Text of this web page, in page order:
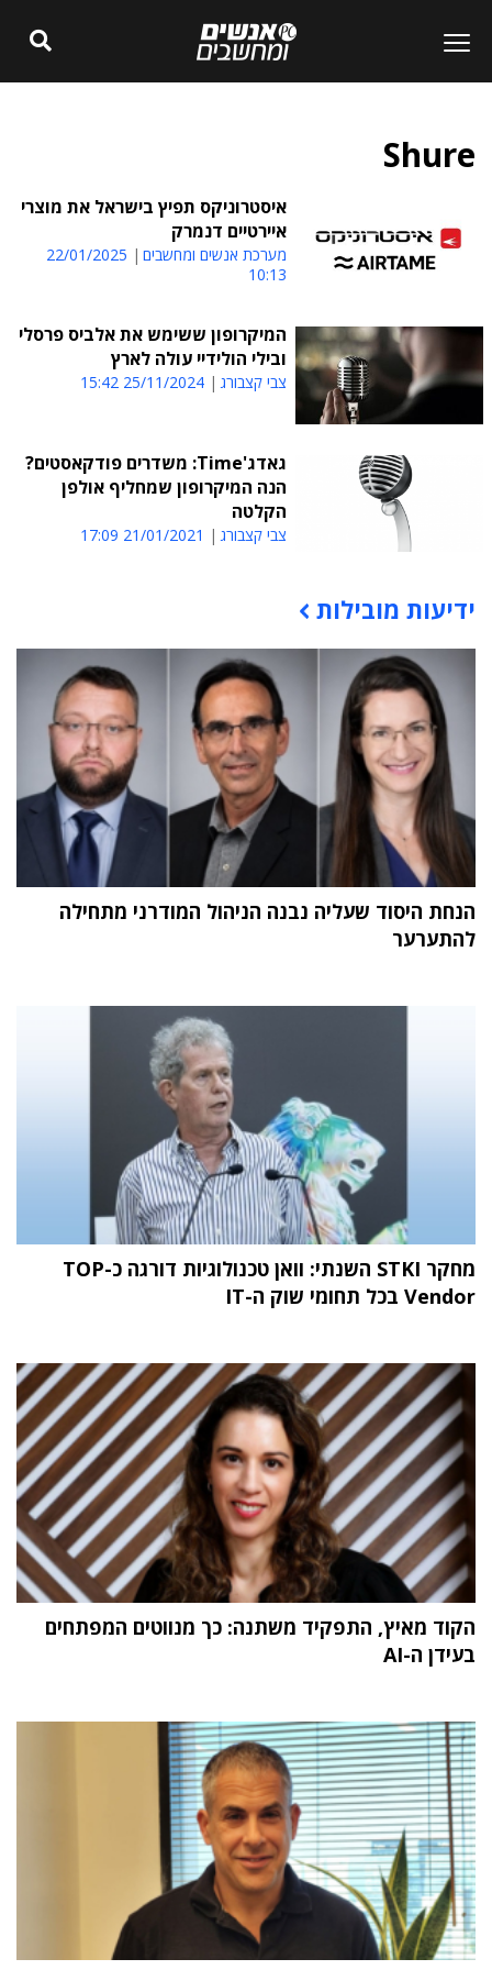
Shure
איסטרוניקס תפיץ בישראל את מוצרי
איירטיים דנמרק
מערכת אנשים ומחשבים
22/01/2025
10:13
המיקרופון ששימש את אלביס פרסלי
ובילי הולידיי עולה לארץ
צבי קצבורג 25/11/2024 15:42
גאדג'Time: משדרים פודקאסטים?
הנה המיקרופון שמחליף אולפן
הקלטה
צבי קצבורג 21/01/2021 17:09
תוכן פרסומי
ידיעות מובילות
הנחת היסוד שעליה נבנה הניהול המודרני מתחילה
להתערער
מחקר STKI השנתי: וואן טכנולוגיות דורגה כ-TOP
Vendor בכל תחומי שוק ה-IT
הקוד מאיץ, התפקיד משתנה: כך מנווטים המפתחים
בעידן ה-AI